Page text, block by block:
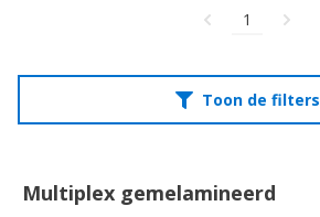
1
Toon de filters
Multiplex gemelamineerd